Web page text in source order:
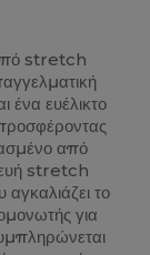
stretch
ευέλικτο
από
stretch
το
για